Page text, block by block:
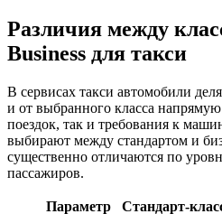
Различия между
Business для такси
В сервисах такси автомобили
и от выбранного класса напрямую
поездок, так и требования к
выбирают между стандартом и
существенно отличаются по
пассажиров.
Параметр Стандарт-